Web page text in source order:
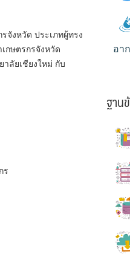
จังหวัด ประเภทผู้ทรง
กษตรกรจังหวัด
ลัยเชียงใหม่ กับ
ร
อา
ฐาน